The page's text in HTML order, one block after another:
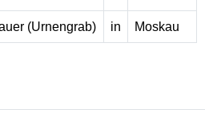
(Urnengrab) in Moskau